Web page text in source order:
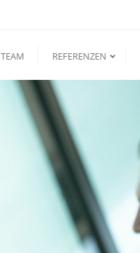
TEAM REFERENZEN